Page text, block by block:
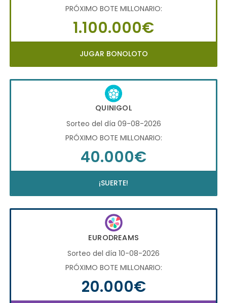
PRÓXIMO BOTE MILLONARIO:
1.100.000€
JUGAR BONOLOTO
QUINIGOL
Sorteo del día 09-08-2026
PRÓXIMO BOTE MILLONARIO:
40.000€
¡SUERTE!
EURODREAMS
Sorteo del día 10-08-2026
PRÓXIMO BOTE MILLONARIO:
20.000€